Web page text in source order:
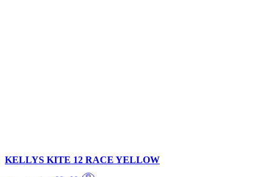
KELLYS KITE 12 RACE YELLOW